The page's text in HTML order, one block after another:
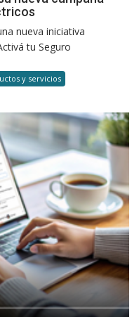
nueva iniciativa
tu Seguro
y servicios